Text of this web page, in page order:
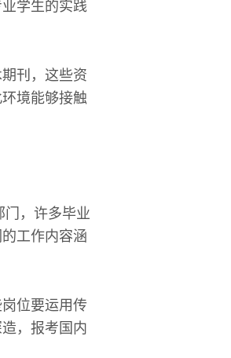
学生的实践
刊，这些资
境能够接触
门，许多毕业
工作内容涵
位要运用传
，报考国内